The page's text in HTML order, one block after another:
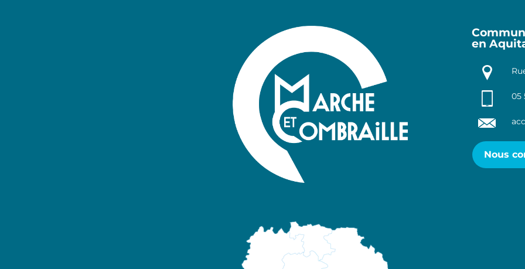
en
05
Nous